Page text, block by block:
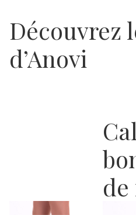
Découvrez
d’Anovi